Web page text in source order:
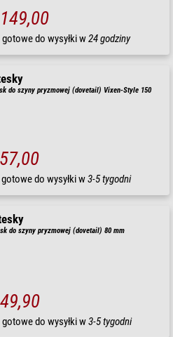
gotowe do wysyłki w24 godziny
do szyny pryzmowej (dovetail) Vixen-Style 150
gotowe do wysyłki w3-5 tygodni
do szyny pryzmowej (dovetail) 80 mm
gotowe do wysyłki w3-5 tygodni